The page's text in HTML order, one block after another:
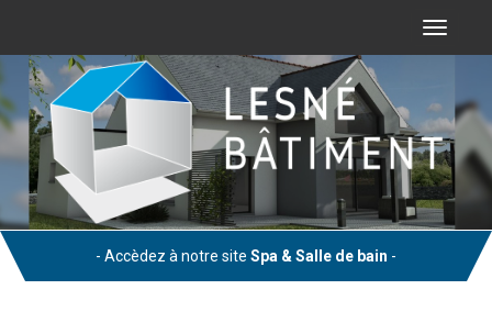
Toggle
- Accèdez à notre site Spa & Salle de bain -